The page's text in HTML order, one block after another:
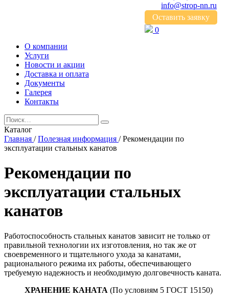
info@strop-nn.ru
Оставить заявку
0
О компании
Услуги
Новости и акции
Доставка и оплата
Документы
Галерея
Контакты
Каталог
Главная / Полезная информация / Рекомендации по
эксплуатации стальных канатов
Рекомендации по
эксплуатации стальных
канатов
Работоспособность стальных канатов зависит не только от
правильной технологии их изготовления, но так же от
своевременного и тщательного ухода за канатами,
рационального режима их работы, обеспечивающего
требуемую надежность и необходимую долговечность каната.
ХРАНЕНИЕ КАНАТА (По условиям 5 ГОСТ 15150)